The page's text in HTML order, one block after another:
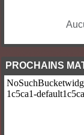
PROCHAINS